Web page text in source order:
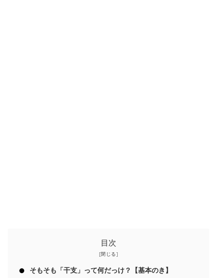
目次
そもそも「干支」って何だっけ？【基本のき】